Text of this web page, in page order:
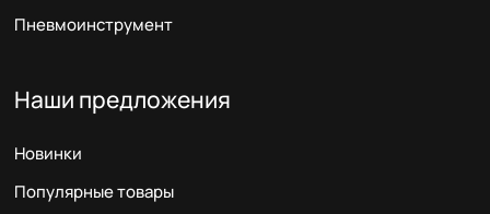
Пневмоинструмент
Наши предложения
Новинки
Популярные товары